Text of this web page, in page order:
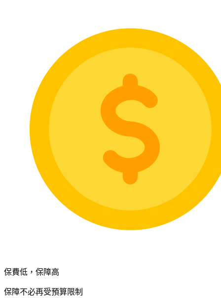
保費低，保障高
保障不必再受預算限制